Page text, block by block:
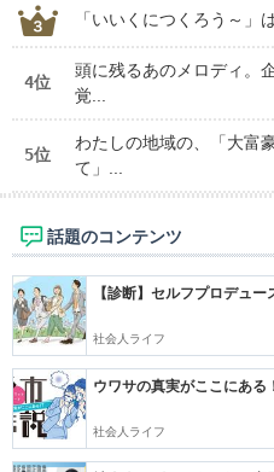
「いいくにつくろう～
4位
頭に残るあのメロディ。
覚...
5位
わたしの地域の、「大富
て」...
話題のコンテンツ
【診断】セルフプロデュ
社会人ライフ
ウワサの真実がここにあ
社会人ライフ